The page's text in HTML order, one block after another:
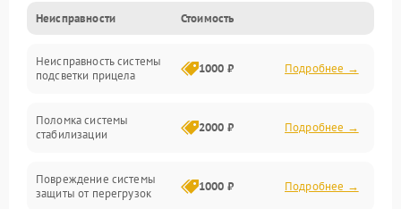
Механические повреждения
Неисправность фокусировки и оптики
Электропитание
Неисправности Стоимость
Неисправность системы
подсветки прицела
1000 ₽ Подробнее →
Поломка системы
стабилизации
2000 ₽ Подробнее →
Повреждение системы
защиты от перегрузок
1000 ₽ Подробнее →